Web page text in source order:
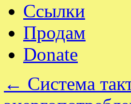
Ссылки
Продам
Donate
← Система